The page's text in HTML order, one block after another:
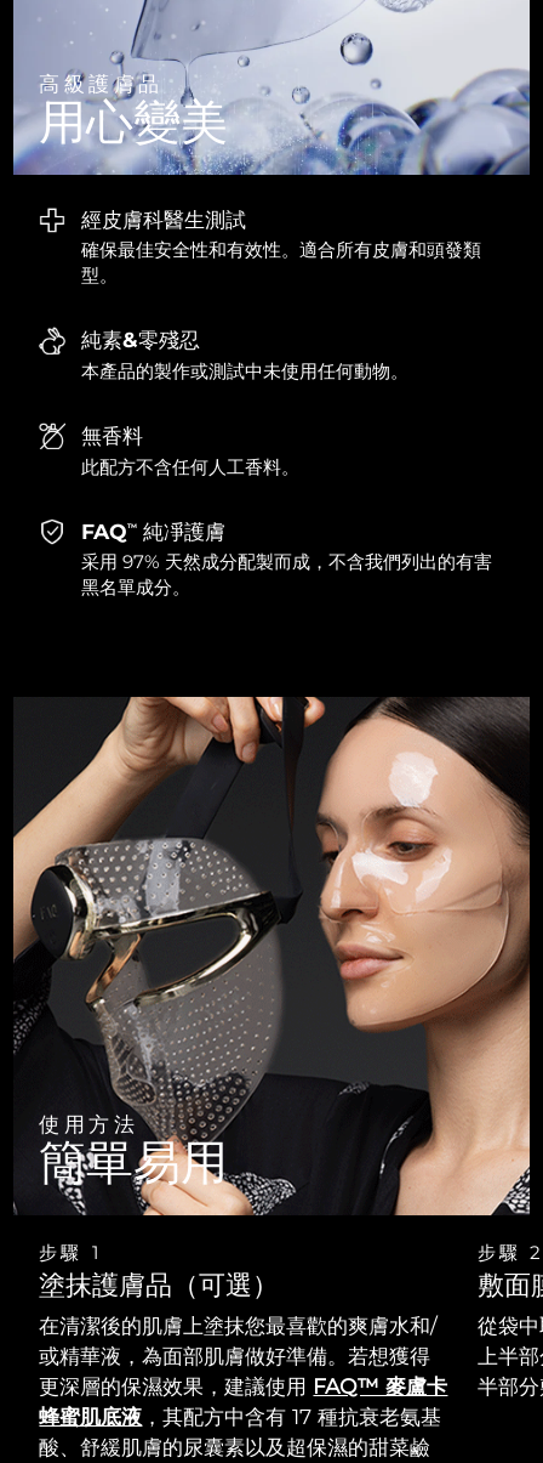
高級護膚品
用心變美
經皮膚科醫生測試
確保最佳安全性和有效性。適合所有皮膚和頭發類
型。
純素&零殘忍
本產品的製作或測試中未使用任何動物。
無香料
此配方不含任何人工香料。
FAQTM 純凈護膚
采用 97% 天然成分配製而成，不含我們列出的有害
黑名單成分。
使用方法
簡單易用
步驟 1
塗抹護膚品（可選）
在清潔後的肌膚上塗抹您最喜歡的爽膚水和/
或精華液，為面部肌膚做好準備。若想獲得
更深層的保濕效果，建議使用 FAQ™ 麥盧卡
蜂蜜肌底液 ，其配方中含有 17 種抗衰老氨基
酸、舒緩肌膚的尿囊素以及超保濕的甜菜鹼
步驟
敷面
從袋
上半
半部
預計送達日期
葡萄牙 預計送達日期 8/10/26
波多黎各 預計送達日期8/12/26
卡達
留尼旺
羅馬尼亞
沙烏地阿拉伯
新加坡
斯洛伐克 預計送達日期8/10/26
預計送達日期8/12/26
西班牙 預計送達日期 8/10/26
瑞典 預計送達日期8/10/26
瑞士 預計送達日期8/10/26
台灣 預計送達日期 8/15/26
泰國 預計送達日期8/14/26
預計送達日期
阿拉伯聯合大公國 預計送達日期8/11/26
英國 預計送達日期 8/10/26
美國 8/11/26
烏茲別克 預計送達日期
越南 預計送達日期 8/16/26